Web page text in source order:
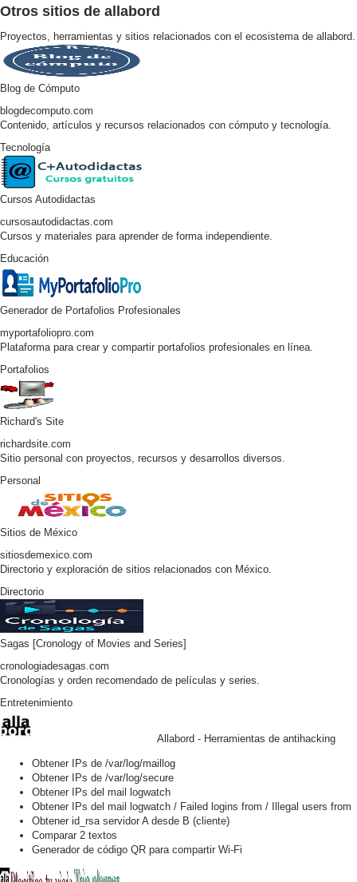
Otros sitios de allabord
Proyectos, herramientas y sitios relacionados con el ecosistema de allabord.
Blog de Cómputo
blogdecomputo.com
Contenido, artículos y recursos relacionados con cómputo y tecnología.
Tecnología
Cursos Autodidactas
cursosautodidactas.com
Cursos y materiales para aprender de forma independiente.
Educación
Generador de Portafolios Profesionales
myportafoliopro.com
Plataforma para crear y compartir portafolios profesionales en línea.
Portafolios
Richard's Site
richardsite.com
Sitio personal con proyectos, recursos y desarrollos diversos.
Personal
Sitios de México
sitiosdemexico.com
Directorio y exploración de sitios relacionados con México.
Directorio
Sagas [Cronology of Movies and Series]
cronologiadesagas.com
Cronologías y orden recomendado de películas y series.
Entretenimiento
Allabord - Herramientas de antihacking
Obtener IPs de /var/log/maillog
Obtener IPs de /var/log/secure
Obtener IPs del mail logwatch
Obtener IPs del mail logwatch / Failed logins from / Illegal users from
Obtener id_rsa servidor A desde B (cliente)
Comparar 2 textos
Generador de código QR para compartir Wi-Fi